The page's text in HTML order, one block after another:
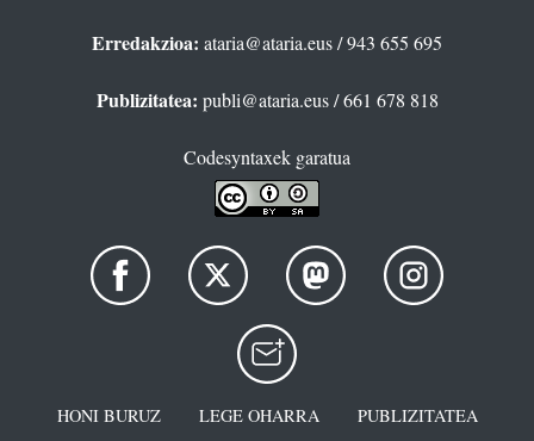
Erredakzioa: ataria@ataria.eus/ 943 655 695
Publizitatea: publi@ataria.eus/ 661 678 818
Codesyntaxek garatua
HONI BURUZ LEGE OHARRA
PUBLIZITATEA